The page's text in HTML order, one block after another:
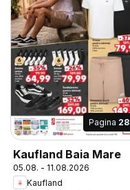
Pagina 28
Kaufland Baia Mare
05.08. - 11.08.2026
Kaufland